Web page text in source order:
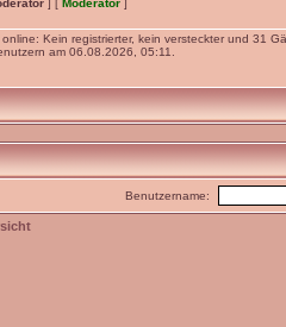
] [ Moderator ]
Kein registrierter, kein versteckter und 31
am 06.08.2026, 05:11.
Benutzername: